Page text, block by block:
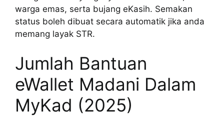
warga emas, serta bujang eKasih. Semakan
status boleh dibuat secara automatik jika anda
memang layak STR.
Jumlah Bantuan
eWallet Madani Dalam
MyKad (2025)